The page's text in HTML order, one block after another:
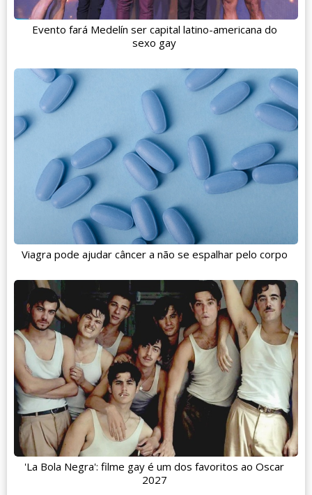
Evento fará Medelín ser capital latino-americana do
sexo gay
Viagra pode ajudar câncer a não se espalhar pelo corpo
'La Bola Negra': filme gay é um dos favoritos ao Oscar
2027